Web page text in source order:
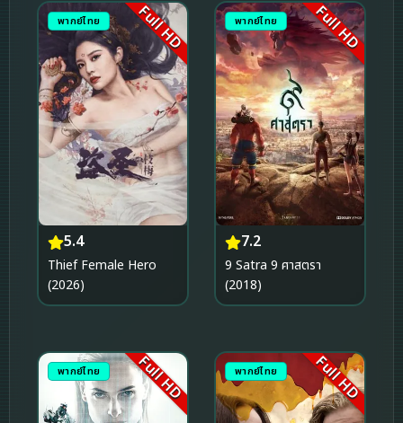
พากย์ไทย Full HD
5.4
Thief Female Hero
(2026)
พากย์ไทย Full HD
7.2
9 Satra 9 ศาสตรา
(2018)
พากย์ไทย Full HD พากย์ไทย Full HD